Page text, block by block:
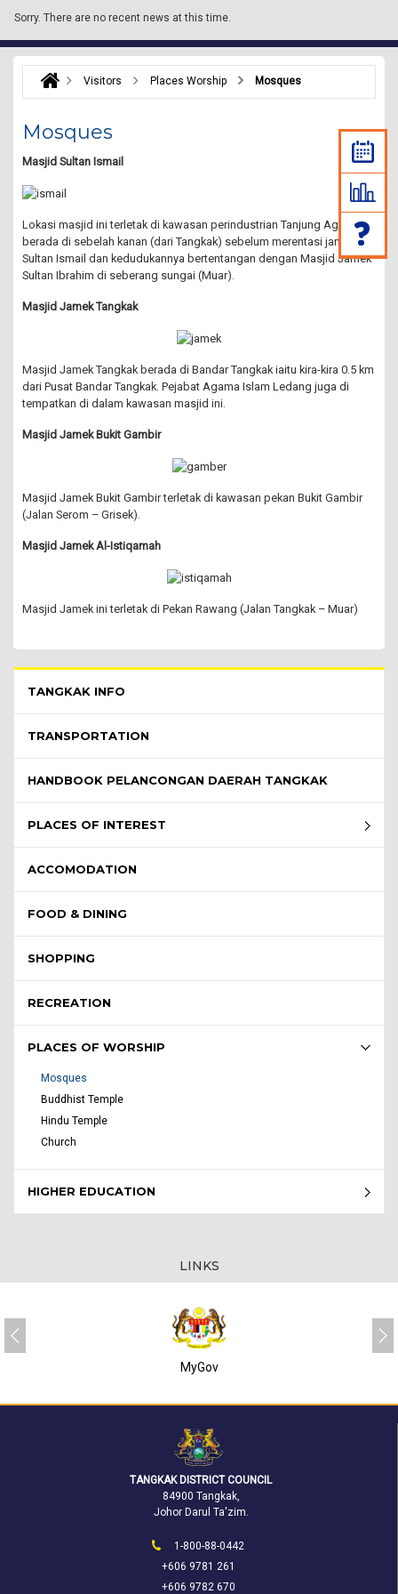
Sorry. There are no recent news at this time.
Visitors Places Worship Mosques
Mosques
Masjid Sultan Ismail
Lokasi masjid ini terletak di kawasan perindustrian Tanjung Agas dan
berada di sebelah kanan (dari Tangkak) sebelum merentasi jambatan
Sultan Ismail dan kedudukannya bertentangan dengan Masjid Jamek
Sultan Ibrahim di seberang sungai (Muar).
Masjid Jamek Tangkak
Masjid Jamek Tangkak berada di Bandar Tangkak iaitu kira-kira 0.5 km
dari Pusat Bandar Tangkak. Pejabat Agama Islam Ledang juga di
tempatkan di dalam kawasan masjid ini.
Masjid Jamek Bukit Gambir
Masjid Jamek Bukit Gambir terletak di kawasan pekan Bukit Gambir
(Jalan Serom – Grisek).
Masjid Jamek Al-Istiqamah
Masjid Jamek ini terletak di Pekan Rawang (Jalan Tangkak – Muar)
TANGKAK INFO
TRANSPORTATION
HANDBOOK PELANCONGAN DAERAH TANGKAK
PLACES OF INTEREST
ACCOMODATION
FOOD & DINING
SHOPPING
RECREATION
PLACES OF WORSHIP
Mosques
Buddhist Temple
Hindu Temple
Church
HIGHER EDUCATION
LINKS
MyGov
TANGKAK DISTRICT COUNCIL
84900 Tangkak,
Johor Darul Ta'zim.
1-800-88-0442
+606 9781 261
+606 9782 670